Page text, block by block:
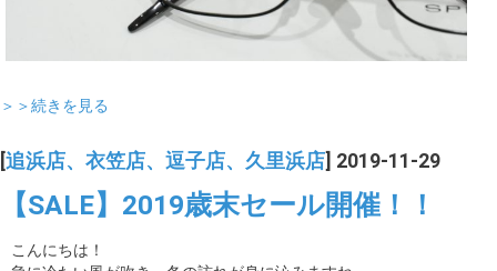
＞＞続きを見る
[追浜店、衣笠店、逗子店、久里浜店] 2019-11-29
【SALE】2019歳末セール開催！！
こんにちは！